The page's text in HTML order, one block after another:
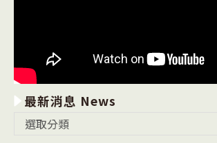
最新消息 News
選取分類